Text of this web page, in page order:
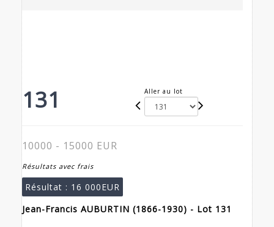
131 Aller au lot
10000 - 15000 EUR
Résultats avec frais
Résultat : 16 000EUR
Jean-Francis AUBURTIN (1866-1930) - Lot 131